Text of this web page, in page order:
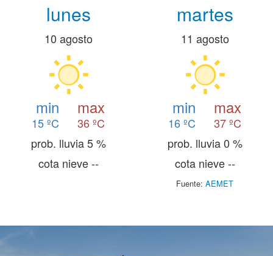
lunes
10 agosto
min
15 ºC
max
36 ºC
prob. lluvia 5 %
cota nieve --
martes
11 agosto
min
16 ºC
max
37 ºC
prob. lluvia 0 %
cota nieve --
Fuente: AEMET